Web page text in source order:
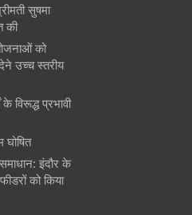
सुषमा
की
को
उच्च स्तरीय
विरूद्ध प्रभावी
इंदौर के
को किया